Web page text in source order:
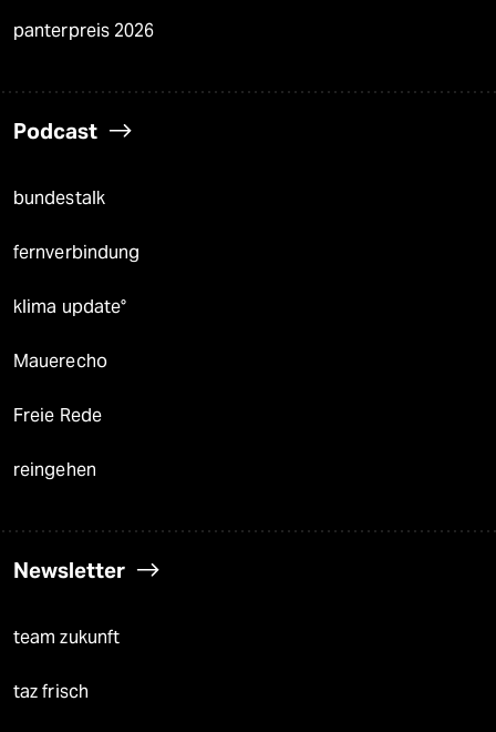
panterpreis 2026
Podcast
bundestalk
fernverbindung
klima update°
Mauerecho
Freie Rede
reingehen
Newsletter
team zukunft
taz frisch